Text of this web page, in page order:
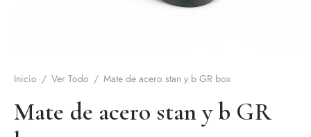
Inicio / Ver Todo / Mate de acero stan y b GR box
Mate de acero stan y b GR
y accesorios